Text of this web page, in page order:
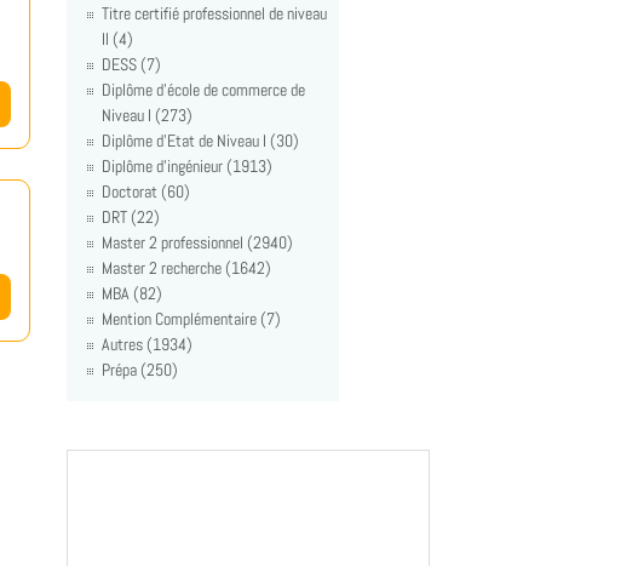
Titre certifié professionnel de niveau
II (4)
DESS (7)
Diplôme d'école de commerce de
Niveau I (273)
Diplôme d'Etat de Niveau I (30)
Diplôme d'ingénieur (1913)
Doctorat (60)
DRT (22)
Master 2 professionnel (2940)
Master 2 recherche (1642)
MBA (82)
Mention Complémentaire (7)
Autres (1934)
Prépa (250)